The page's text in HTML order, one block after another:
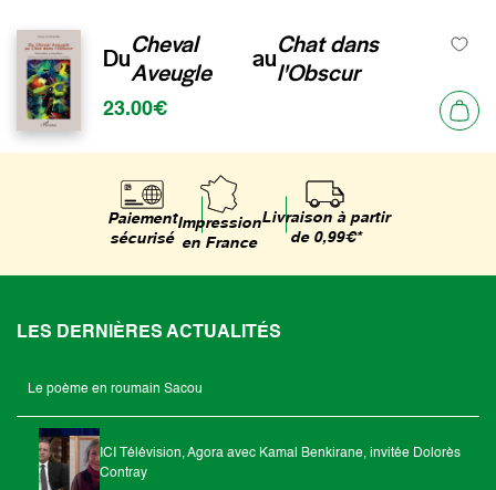
DuCheval
Aveugle
auChat dans
l'Obscur
23.00€
Paiement
sécurisé
Impression
en France
Livraison à partir
de 0,99€*
LES DERNIÈRES ACTUALITÉS
Le poème en roumain Sacou
ICI Télévision, Agora avec Kamal Benkirane, invitée Dolorès
Contray